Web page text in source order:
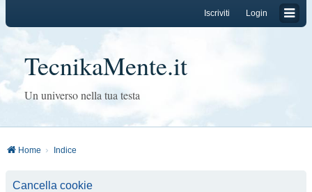
Login
Iscriviti
TecnikaMente.it
Un universo nella tua testa
Home Indice
Cancella cookie